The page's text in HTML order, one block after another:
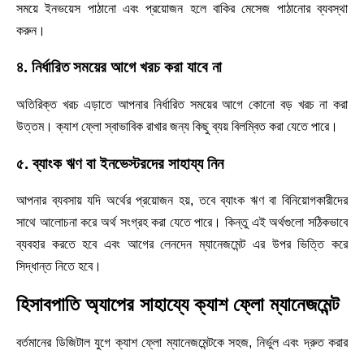
সময়ে ইনভয়েস পাঠানো এবং প্রয়োজন হলে বাকির মেসেজ পাঠানোর ব্যবস্থা
করুন।
৪. নির্ধারিত সময়ের আগে খরচ করা যাবে না
অতিরিক্ত খরচ এড়াতে আপনার নির্ধারিত সময়ের আগে কোনো বড় খরচ না করা
উত্তম। ক্যাশ ফ্লো স্বাভাবিক রাখার জন্য কিছু ব্যয় বিলম্বিত করা যেতে পারে।
৫. ব্যাংক ঋণ বা ইনভেস্টরদের সাহায্য নিন
আপনার ব্যবসায় যদি অর্থের প্রয়োজন হয়, তবে ব্যাংক ঋণ বা বিনিয়োগকারীদের
সাথে আলোচনা করে অর্থ সংগ্রহ করা যেতে পারে। কিন্তু এই অর্থগুলো সঠিকভাবে
ব্যবহার করতে হবে এবং আগের লেনদেন ম্যানেজমেন্ট এর উপর ভিত্তি করে
সিদ্ধান্ত নিতে হবে।
হিসাবপাতি অ্যাপের সাহায্যে ক্যাশ ফ্লো ম্যানেজমেন্ট
বর্তমানের ডিজিটাল যুগে ক্যাশ ফ্লো ম্যানেজমেন্টকে সহজ, নির্ভুল এবং দ্রুত করার